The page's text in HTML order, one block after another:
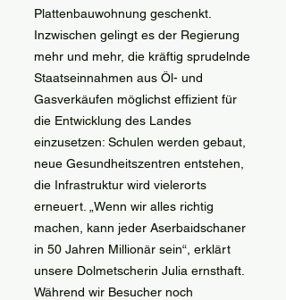
Plattenbauwohnung geschenkt.
Inzwischen gelingt es der Regierung
mehr und mehr, die kräftig sprudelnde
Staatseinnahmen aus Öl- und
Gasverkäufen möglichst effizient für
die Entwicklung des Landes
einzusetzen: Schulen werden gebaut,
neue Gesundheitszentren entstehen,
die Infrastruktur wird vielerorts
erneuert. „Wenn wir alles richtig
machen, kann jeder Aserbaidschaner
in 50 Jahren Millionär sein“, erklärt
unsere Dolmetscherin Julia ernsthaft.
Während wir Besucher noch